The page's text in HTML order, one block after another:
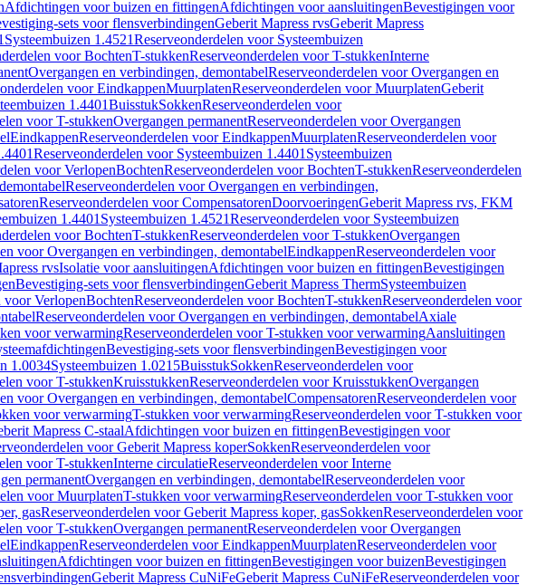
Afdichtingen voor buizen en fittingenAfdichtingen voor aansluitingenBevestigingen voor
sets voor flensverbindingenGeberit Mapress rvsGeberit Mapress
Systeembuizen 1.4521Reserveonderdelen voor Systeembuizen
voor BochtenT-stukkenReserveonderdelen voor T-stukkenInterne
Overgangen en verbindingen, demontabelReserveonderdelen voor Overgangen en
voor EindkappenMuurplatenReserveonderdelen voor MuurplatenGeberit
1.4401BuisstukSokkenReserveonderdelen voor
voor T-stukkenOvergangen permanentReserveonderdelen voor Overgangen
EindkappenReserveonderdelen voor EindkappenMuurplatenReserveonderdelen voor
Reserveonderdelen voor Systeembuizen 1.4401 Systeembuizen
voor VerlopenBochtenReserveonderdelen voor BochtenT-stukkenReserveonderdelen
Reserveonderdelen voor Overgangen en verbindingen,
Reserveonderdelen voor CompensatorenDoorvoeringenGeberit Mapress rvs, FKM
1.4401 Systeembuizen 1.4521Reserveonderdelen voor Systeembuizen
voor BochtenT-stukkenReserveonderdelen voor T-stukkenOvergangen
voor Overgangen en verbindingen, demontabelEindkappenReserveonderdelen voor
rvsIsolatie voor aansluitingenAfdichtingen voor buizen en fittingenBevestigingen
Bevestiging-sets voor flensverbindingenGeberit Mapress ThermSysteembuizen
voor VerlopenBochtenReserveonderdelen voor BochtenT-stukkenReserveonderdelen voor
Reserveonderdelen voor Overgangen en verbindingen, demontabelAxiale
voor verwarmingReserveonderdelen voor T-stukken voor verwarmingAansluitingen
Bevestiging-sets voor flensverbindingenBevestigingen voor
1.0034Systeembuizen 1.0215BuisstukSokkenReserveonderdelen voor
voor T-stukkenKruisstukkenReserveonderdelen voor KruisstukkenOvergangen
voor Overgangen en verbindingen, demontabelCompensatorenReserveonderdelen voor
voor verwarmingT-stukken voor verwarmingReserveonderdelen voor T-stukken voor
Mapress C-staalAfdichtingen voor buizen en fittingenBevestigingen voor
voor Geberit Mapress koperSokkenReserveonderdelen voor
voor T-stukkenInterne circulatieReserveonderdelen voor Interne
permanentOvergangen en verbindingen, demontabelReserveonderdelen voor
voor MuurplatenT-stukken voor verwarmingReserveonderdelen voor T-stukken voor
gasReserveonderdelen voor Geberit Mapress koper, gasSokkenReserveonderdelen voor
voor T-stukkenOvergangen permanentReserveonderdelen voor Overgangen
EindkappenReserveonderdelen voor EindkappenMuurplatenReserveonderdelen voor
Afdichtingen voor buizen en fittingenBevestigingen voor buizenBevestigingen
Geberit Mapress CuNiFeGeberit Mapress CuNiFeReserveonderdelen voor